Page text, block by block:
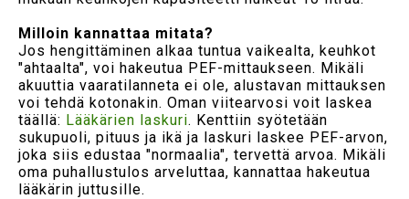
Milloin kannattaa mitata?
Jos hengittäminen alkaa tuntua vaikealta, keuhkot
"ahtaalta", voi hakeutua PEF-mittaukseen. Mikäli
akuuttia vaaratilanneta ei ole, alustavan mittauksen
voi tehdä kotonakin. Oman viitearvosi voit laskea
täällä: Lääkärien laskuri. Kenttiin syötetään
sukupuoli, pituus ja ikä ja laskuri laskee PEF-arvon,
joka siis edustaa "normaalia", tervettä arvoa. Mikäli
oma puhallustulos arveluttaa, kannattaa hakeutua
lääkärin juttusille.